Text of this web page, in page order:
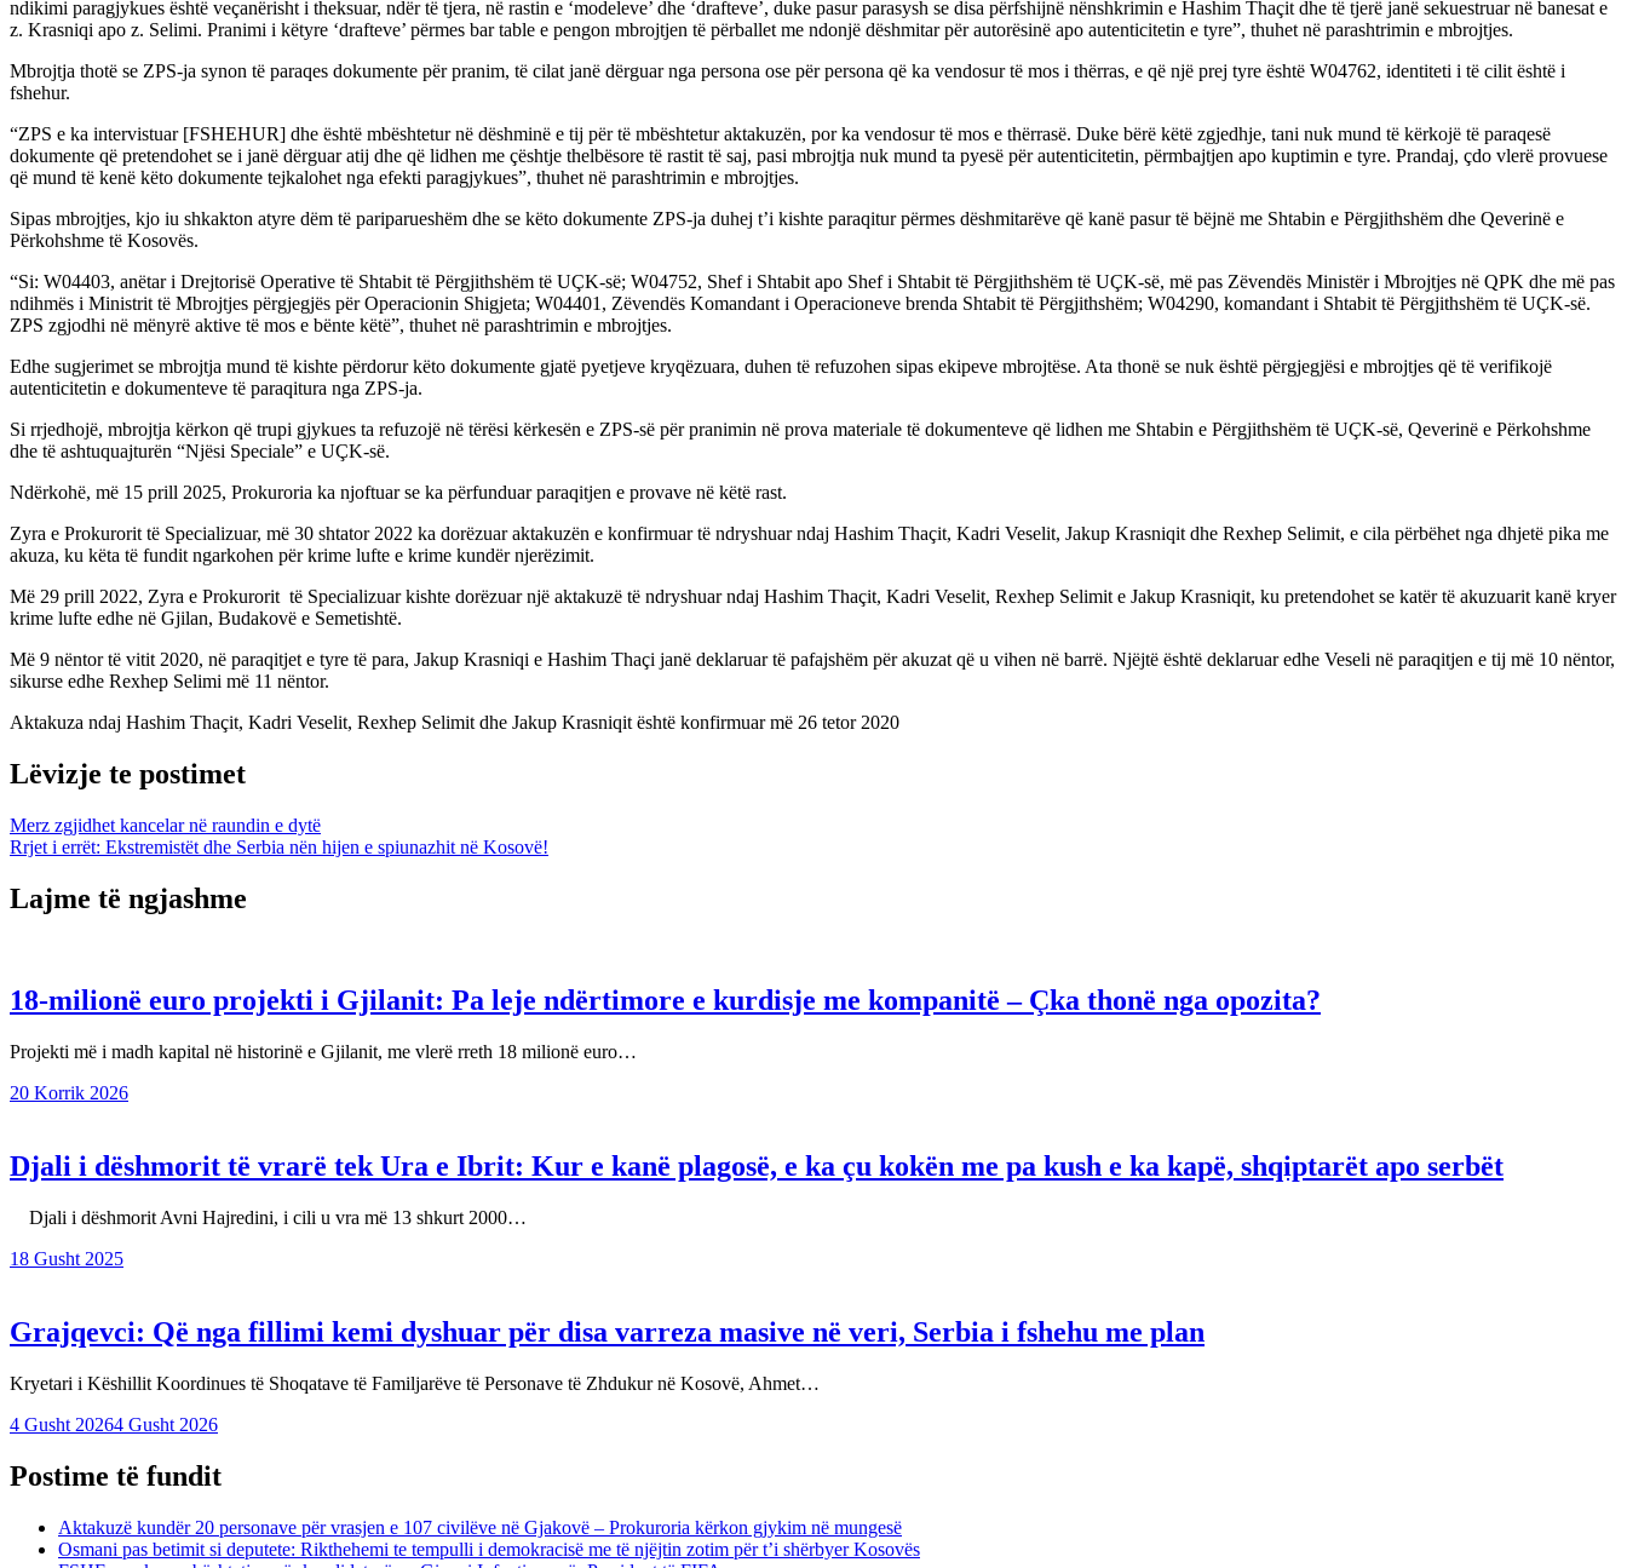
ndikimi paragjykues është veçanërisht i theksuar, ndër të tjera, në rastin e ‘modeleve’ dhe ‘drafteve’, duke pasur parasysh se disa përfshijnë nënshkrimin e Hashim Thaçit dhe të tjerë janë sekuestruar në banesat e
z. Krasniqi apo z. Selimi. Pranimi i këtyre ‘drafteve’ përmes bar table e pengon mbrojtjen të përballet me ndonjë dëshmitar për autorësinë apo autenticitetin e tyre”, thuhet në parashtrimin e mbrojtjes.
Mbrojtja thotë se ZPS-ja synon të paraqes dokumente për pranim, të cilat janë dërguar nga persona ose për persona që ka vendosur të mos i thërras, e që një prej tyre është W04762, identiteti i të cilit është i
fshehur.
“ZPS e ka intervistuar [FSHEHUR] dhe është mbështetur në dëshminë e tij për të mbështetur aktakuzën, por ka vendosur të mos e thërrasë. Duke bërë këtë zgjedhje, tani nuk mund të kërkojë të paraqesë
dokumente që pretendohet se i janë dërguar atij dhe që lidhen me çështje thelbësore të rastit të saj, pasi mbrojtja nuk mund ta pyesë për autenticitetin, përmbajtjen apo kuptimin e tyre. Prandaj, çdo vlerë provuese
që mund të kenë këto dokumente tejkalohet nga efekti paragjykues”, thuhet në parashtrimin e mbrojtjes.
Sipas mbrojtjes, kjo iu shkakton atyre dëm të pariparueshëm dhe se këto dokumente ZPS-ja duhej t’i kishte paraqitur përmes dëshmitarëve që kanë pasur të bëjnë me Shtabin e Përgjithshëm dhe Qeverinë e
Përkohshme të Kosovës.
“Si: W04403, anëtar i Drejtorisë Operative të Shtabit të Përgjithshëm të UÇK-së; W04752, Shef i Shtabit apo Shef i Shtabit të Përgjithshëm të UÇK-së, më pas Zëvendës Ministër i Mbrojtjes në QPK dhe më pas
ndihmës i Ministrit të Mbrojtjes përgjegjës për Operacionin Shigjeta; W04401, Zëvendës Komandant i Operacioneve brenda Shtabit të Përgjithshëm; W04290, komandant i Shtabit të Përgjithshëm të UÇK-së.
ZPS zgjodhi në mënyrë aktive të mos e bënte këtë”, thuhet në parashtrimin e mbrojtjes.
Edhe sugjerimet se mbrojtja mund të kishte përdorur këto dokumente gjatë pyetjeve kryqëzuara, duhen të refuzohen sipas ekipeve mbrojtëse. Ata thonë se nuk është përgjegjësi e mbrojtjes që të verifikojë
autenticitetin e dokumenteve të paraqitura nga ZPS-ja.
Si rrjedhojë, mbrojtja kërkon që trupi gjykues ta refuzojë në tërësi kërkesën e ZPS-së për pranimin në prova materiale të dokumenteve që lidhen me Shtabin e Përgjithshëm të UÇK-së, Qeverinë e Përkohshme
dhe të ashtuquajturën “Njësi Speciale” e UÇK-së.
Ndërkohë, më 15 prill 2025, Prokuroria ka njoftuar se ka përfunduar paraqitjen e provave në këtë rast.
Zyra e Prokurorit të Specializuar, më 30 shtator 2022 ka dorëzuar aktakuzën e konfirmuar të ndryshuar ndaj Hashim Thaçit, Kadri Veselit, Jakup Krasniqit dhe Rexhep Selimit, e cila përbëhet nga dhjetë pika me
akuza, ku këta të fundit ngarkohen për krime lufte e krime kundër njerëzimit.
Më 29 prill 2022, Zyra e Prokurorit të Specializuar kishte dorëzuar një aktakuzë të ndryshuar ndaj Hashim Thaçit, Kadri Veselit, Rexhep Selimit e Jakup Krasniqit, ku pretendohet se katër të akuzuarit kanë kryer
krime lufte edhe në Gjilan, Budakovë e Semetishtë.
Më 9 nëntor të vitit 2020, në paraqitjet e tyre të para, Jakup Krasniqi e Hashim Thaçi janë deklaruar të pafajshëm për akuzat që u vihen në barrë. Njëjtë është deklaruar edhe Veseli në paraqitjen e tij më 10 nëntor,
sikurse edhe Rexhep Selimi më 11 nëntor.
Aktakuza ndaj Hashim Thaçit, Kadri Veselit, Rexhep Selimit dhe Jakup Krasniqit është konfirmuar më 26 tetor 2020
Lëvizje te postimet
Merz zgjidhet kancelar në raundin e dytë
Rrjet i errët: Ekstremistët dhe Serbia nën hijen e spiunazhit në Kosovë!
Lajme të ngjashme
18-milionë euro projekti i Gjilanit: Pa leje ndërtimore e kurdisje me kompanitë – Çka thonë nga opozita?
Projekti më i madh kapital në historinë e Gjilanit, me vlerë rreth 18 milionë euro…
20 Korrik 2026
Djali i dëshmorit të vrarë tek Ura e Ibrit: Kur e kanë plagosë, e ka çu kokën me pa kush e ka kapë, shqiptarët apo serbët
Djali i dëshmorit Avni Hajredini, i cili u vra më 13 shkurt 2000…
18 Gusht 2025
Grajqevci: Që nga fillimi kemi dyshuar për disa varreza masive në veri, Serbia i fshehu me plan
Kryetari i Këshillit Koordinues të Shoqatave të Familjarëve të Personave të Zhdukur në Kosovë, Ahmet…
4 Gusht 20264 Gusht 2026
Postime të fundit
Aktakuzë kundër 20 personave për vrasjen e 107 civilëve në Gjakovë – Prokuroria kërkon gjykim në mungesë
Osmani pas betimit si deputete: Rikthehemi te tempulli i demokracisë me të njëjtin zotim për t’i shërbyer Kosovës